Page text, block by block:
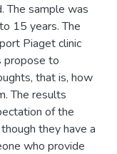
The sample was
15 years. The
Piaget clinic
propose to
that is, how
The results
of the
they have a
who provide